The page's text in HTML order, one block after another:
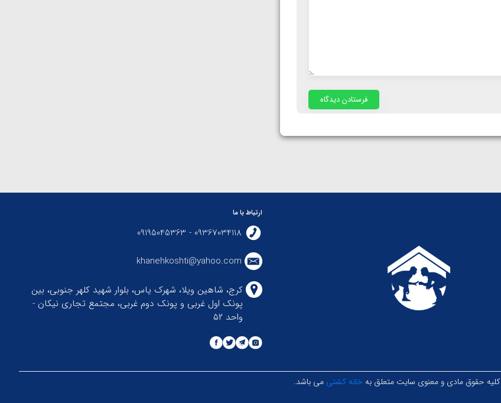
ارتباط با ما
09367034118 - 09195045363
khanehkoshti@yahoo.com
کرج، شاهین ویلا، شهرک یاس، بلوار شهید کلهر جنوبی، بین
پونک اول غربی و پونک دوم غربی، مجتمع تجاری نیکان -
واحد ۵۲
کلیه حقوق مادی و معنوی سایت متعلق به خانه کشتی می باشد.